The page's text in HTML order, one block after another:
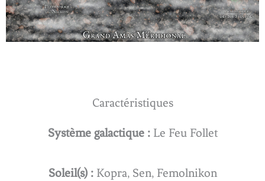
Caractéristiques
Système galactique :Le Feu Follet
Soleil(s) :Kopra, Sen, Femolnikon